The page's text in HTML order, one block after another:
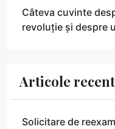
Câteva cuvinte
revoluție și despre
Articole
Solicitare de